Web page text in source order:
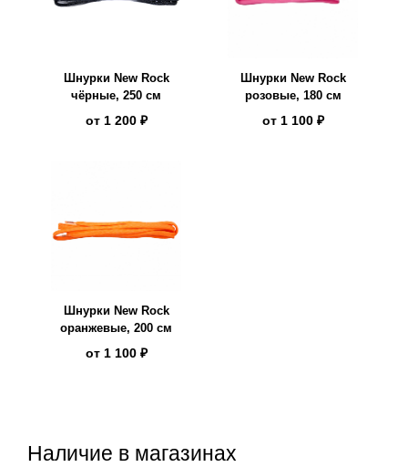
Шнурки New Rock
чёрные, 250 см
от 1 200 ₽
Шнурки New Rock
розовые, 180 см
от 1 100 ₽
Шнурки New Rock
оранжевые, 200 см
от 1 100 ₽
Наличие в магазинах